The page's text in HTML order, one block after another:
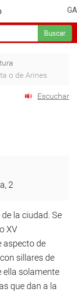
GA
Buscar
o de Arines
Escuchar
2
la ciudad. Se
XV
aspecto de
sillares de
ella solamente
que dan a la